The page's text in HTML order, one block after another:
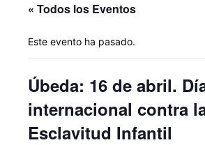
« Todos los Eventos
Este evento ha pasado.
Úbeda: 16 de abril.
internacional contra
Esclavitud Infantil